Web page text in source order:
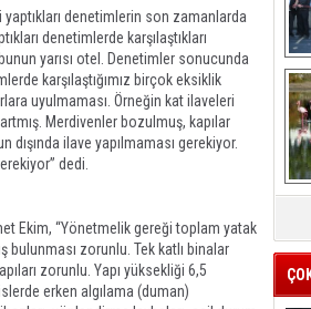
denetimlerin son zamanlarda
denetimlerde karşılaştıkları
yarısı otel. Denetimler sonucunda
karşılaştığımız birçok eksiklik
uyulmaması. Örneğin kat ilaveleri
Merdivenler bozulmuş, kapılar
ilave yapılmaması gerekiyor.
dedi.
Ekim, “Yönetmelik gereği toplam yatak
bulunması zorunlu. Tek katlı binalar
zorunlu. Yapı yüksekliği 6,5
erken algılama (duman)